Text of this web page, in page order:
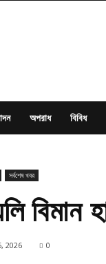
অপরাধ বিবিধ
সর্বশেষ খবর
বিমান
2026 0